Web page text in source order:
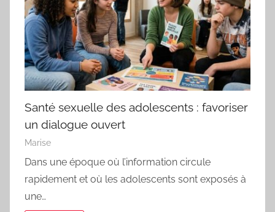
Santé sexuelle des adolescents : favoriser
un dialogue ouvert
Marise
Dans une époque où l’information circule
rapidement et où les adolescents sont exposés à
une…